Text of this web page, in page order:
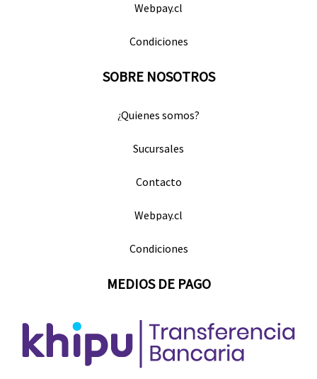
Webpay.cl
Condiciones
SOBRE NOSOTROS
¿Quienes somos?
Sucursales
Contacto
Webpay.cl
Condiciones
MEDIOS DE PAGO